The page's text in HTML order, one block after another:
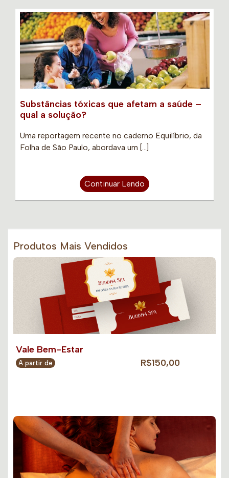
Substâncias tóxicas que afetam a saúde –
qual a solução?
Uma reportagem recente no caderno Equilíbrio, da
Folha de São Paulo, abordava um […]
Continuar Lendo
Produtos Mais Vendidos
Vale Bem-Estar
A partir de R$150,00